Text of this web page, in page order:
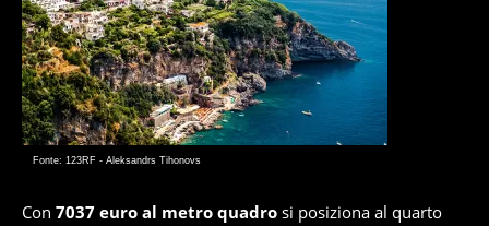
Fonte: 123RF - Aleksandrs Tihonovs
Con 7037 euro al metro quadro si posiziona al quarto